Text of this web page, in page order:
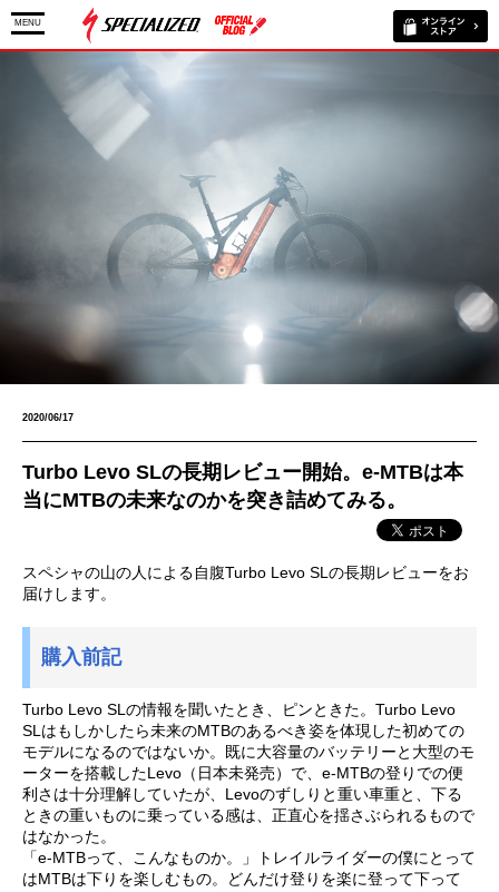
MENU
2020/06/17
Turbo Levo SLの長期レビュー開始。e-MTBは本
当にMTBの未来なのかを突き詰めてみる。
スペシャの山の人による自腹Turbo Levo SLの長期レビューをお
届けします。
購入前記
Turbo Levo SLの情報を聞いたとき、ピンときた。Turbo Levo
SLはもしかしたら未来のMTBのあるべき姿を体現した初めての
モデルになるのではないか。既に大容量のバッテリーと大型のモ
ーターを搭載したLevo（日本未発売）で、e-MTBの登りでの便
利さは十分理解していたが、Levoのずしりと重い車重と、下る
ときの重いものに乗っている感は、正直心を揺さぶられるもので
はなかった。
「e-MTBって、こんなものか。」トレイルライダーの僕にとって
はMTBは下りを楽しむもの。どんだけ登りを楽に登って下って